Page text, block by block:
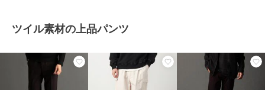
ツイル素材の上品パンツ